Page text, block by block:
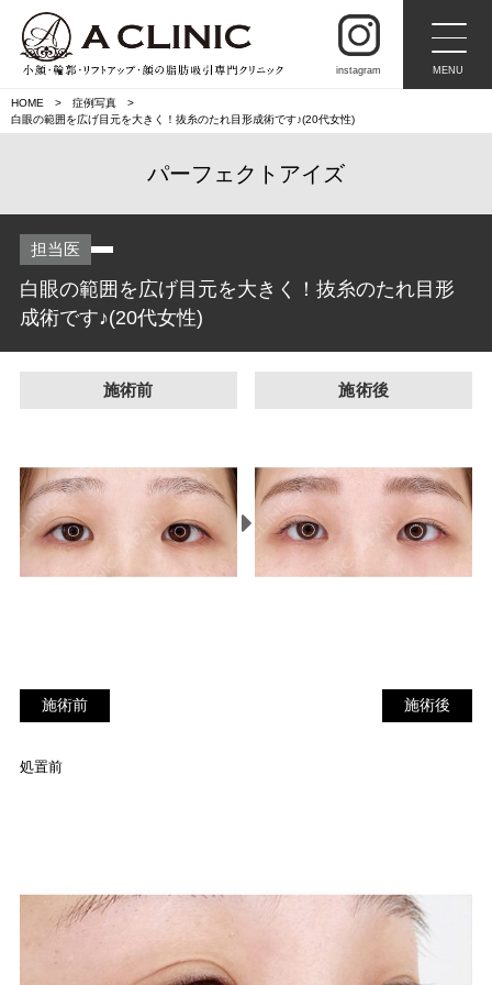
instagram MENU
HOME
症例写真
白眼の範囲を広げ目元を大きく！抜糸のたれ目形成術です♪(20代女性)
パーフェクトアイズ
担当医
白眼の範囲を広げ目元を大きく！抜糸のたれ目形
成術です♪(20代女性)
施術前 施術後
施術前 施術後
処置前